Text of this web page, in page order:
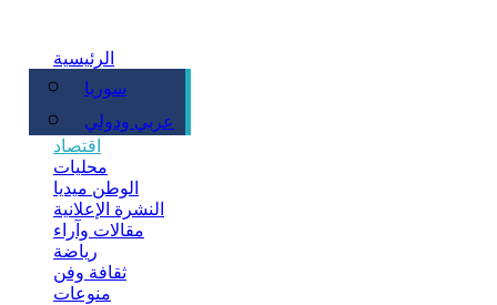
الرئيسية
سوريا
عربي ودولي
اقتصاد
محليات
الوطن ميديا
النشرة الإعلانية
مقالات وآراء
رياضة
ثقافة وفن
منوعات